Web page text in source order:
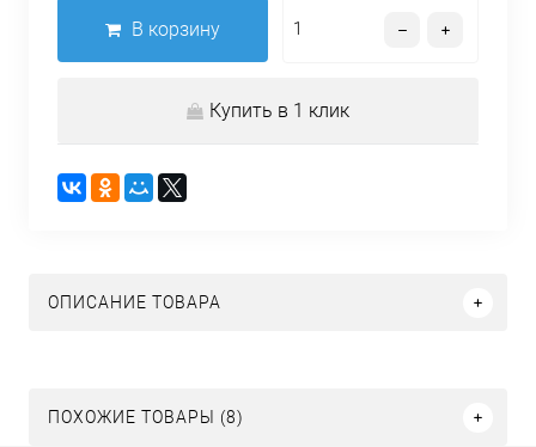
В корзину
Купить в 1 клик
ОПИСАНИЕ ТОВАРА
ПОХОЖИЕ ТОВАРЫ (8)